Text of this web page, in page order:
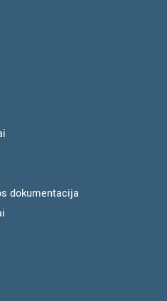
dokumentacija